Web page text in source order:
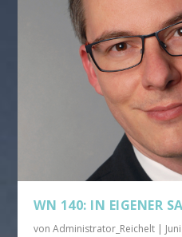
WN 140: IN EIGENER
vonAdministrator_Reichelt |